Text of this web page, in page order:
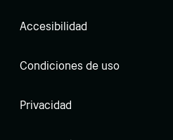
Accesibilidad
Condiciones de uso
Privacidad